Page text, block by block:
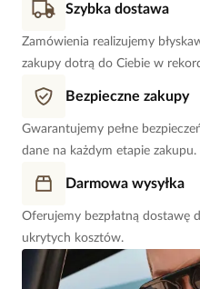
Szybka dostawa
Zamówienia realizujemy
zakupy dotrą do Ciebie w
Bezpieczne zakupy
Gwarantujemy pełne
dane na każdym etapie zakupu.
Darmowa wysyłka
Oferujemy bezpłatną dostawę
ukrytych kosztów.